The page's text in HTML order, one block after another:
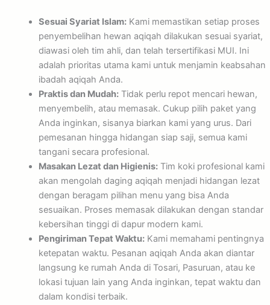
Sesuai Syariat Islam:Kami memastikan setiap proses
penyembelihan hewan aqiqah dilakukan sesuai syariat,
diawasi oleh tim ahli, dan telah tersertifikasi MUI. Ini
adalah prioritas utama kami untuk menjamin keabsahan
ibadah aqiqah Anda.
Praktis dan Mudah:Tidak perlu repot mencari hewan,
menyembelih, atau memasak. Cukup pilih paket yang
Anda inginkan, sisanya biarkan kami yang urus. Dari
pemesanan hingga hidangan siap saji, semua kami
tangani secara profesional.
Masakan Lezat dan Higienis:Tim koki profesional kami
akan mengolah daging aqiqah menjadi hidangan lezat
dengan beragam pilihan menu yang bisa Anda
sesuaikan. Proses memasak dilakukan dengan standar
kebersihan tinggi di dapur modern kami.
Pengiriman Tepat Waktu:Kami memahami pentingnya
ketepatan waktu. Pesanan aqiqah Anda akan diantar
langsung ke rumah Anda di Tosari, Pasuruan, atau ke
lokasi tujuan lain yang Anda inginkan, tepat waktu dan
dalam kondisi terbaik.